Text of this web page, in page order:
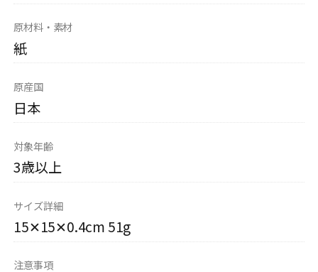
原材料・素材
紙
原産国
日本
対象年齢
3歳以上
サイズ詳細
15✕15✕0.4cm 51g
注意事項